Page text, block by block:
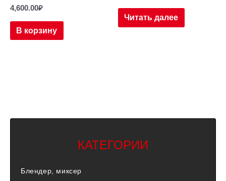
4,600.00₽
В корзину
Читать далее
КАТЕГОРИИ
Блендер, миксер